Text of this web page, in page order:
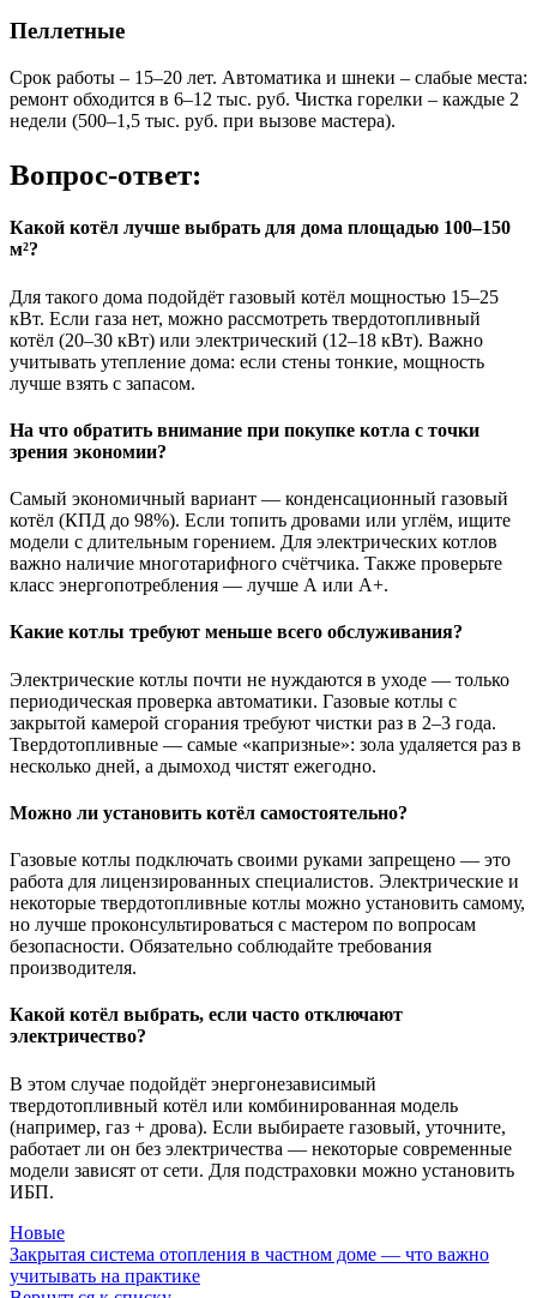
Пеллетные
Срок работы – 15–20 лет. Автоматика и шнеки – слабые места:
ремонт обходится в 6–12 тыс. руб. Чистка горелки – каждые 2
недели (500–1,5 тыс. руб. при вызове мастера).
Вопрос-ответ:
Какой котёл лучше выбрать для дома площадью 100–150
м²?
Для такого дома подойдёт газовый котёл мощностью 15–25
кВт. Если газа нет, можно рассмотреть твердотопливный
котёл (20–30 кВт) или электрический (12–18 кВт). Важно
учитывать утепление дома: если стены тонкие, мощность
лучше взять с запасом.
На что обратить внимание при покупке котла с точки
зрения экономии?
Самый экономичный вариант — конденсационный газовый
котёл (КПД до 98%). Если топить дровами или углём, ищите
модели с длительным горением. Для электрических котлов
важно наличие многотарифного счётчика. Также проверьте
класс энергопотребления — лучше А или А+.
Какие котлы требуют меньше всего обслуживания?
Электрические котлы почти не нуждаются в уходе — только
периодическая проверка автоматики. Газовые котлы с
закрытой камерой сгорания требуют чистки раз в 2–3 года.
Твердотопливные — самые «капризные»: зола удаляется раз в
несколько дней, а дымоход чистят ежегодно.
Можно ли установить котёл самостоятельно?
Газовые котлы подключать своими руками запрещено — это
работа для лицензированных специалистов. Электрические и
некоторые твердотопливные котлы можно установить самому,
но лучше проконсультироваться с мастером по вопросам
безопасности. Обязательно соблюдайте требования
производителя.
Какой котёл выбрать, если часто отключают
электричество?
В этом случае подойдёт энергонезависимый
твердотопливный котёл или комбинированная модель
(например, газ + дрова). Если выбираете газовый, уточните,
работает ли он без электричества — некоторые современные
модели зависят от сети. Для подстраховки можно установить
ИБП.
Новые
Закрытая система отопления в частном доме — что важно
учитывать на практике